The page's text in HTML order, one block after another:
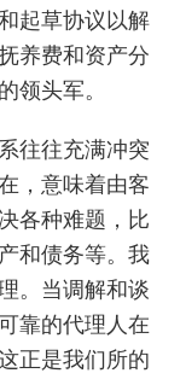
起草协议以解
养费和资产分
领头军。
往往充满冲突
，意味着由客
各种难题，比
和债务等。我
。当调解和谈
靠的代理人在
正是我们所的